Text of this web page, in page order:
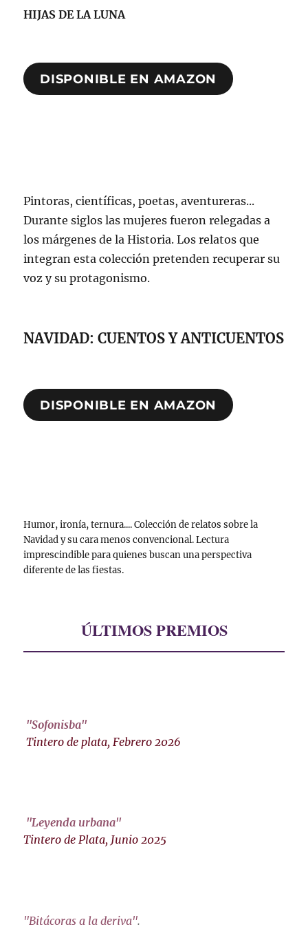
HIJAS DE LA LUNA
DISPONIBLE EN AMAZON
Pintoras, científicas, poetas, aventureras...
Durante siglos las mujeres fueron relegadas a
los márgenes de la Historia. Los relatos que
integran esta colección pretenden recuperar su
voz y su protagonismo.
NAVIDAD: CUENTOS Y ANTICUENTOS
DISPONIBLE EN AMAZON
Humor, ironía, ternura.... Colección de relatos sobre la
Navidad y su cara menos convencional. Lectura
imprescindible para quienes buscan una perspectiva
diferente de las fiestas.
ÚLTIMOS PREMIOS
"Sofonisba"
Tintero de plata, Febrero 2026
"Leyenda urbana"
Tintero de Plata, Junio 2025
"Bitácoras a la deriva".